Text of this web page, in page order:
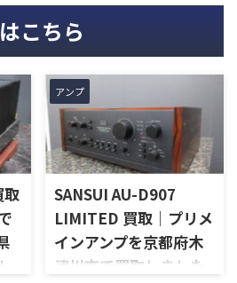
こちら
アンプ
SANSUI AU-D907
LIMITED 買取｜プリメ
インアンプを京都府木
津川市で買取しました